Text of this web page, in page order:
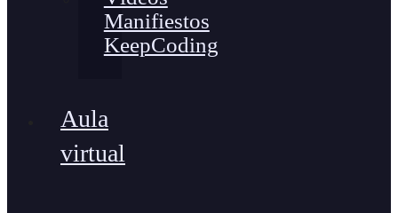
Manifiestos
KeepCoding
Aula
virtual